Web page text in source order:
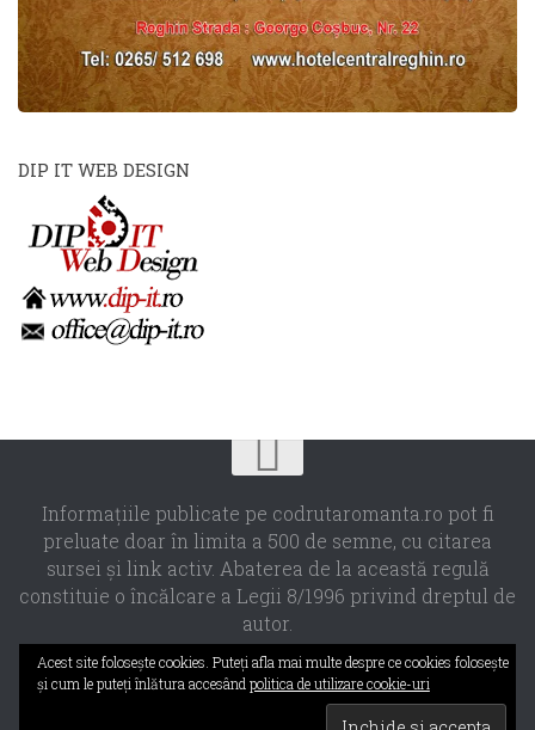
DIP IT WEB DESIGN
Informaţiile publicate pe codrutaromanta.ro pot fi
preluate doar în limita a 500 de semne, cu citarea
sursei şi link activ. Abaterea de la această regulă
constituie o încălcare a Legii 8/1996 privind dreptul de
autor.
Propulsat de - Designed with theHueman theme
Acest site foloseşte cookies. Puteţi afla mai multe despre ce cookies foloseşte
şi cum le puteţi înlătura accesând politica de utilizare cookie-uri